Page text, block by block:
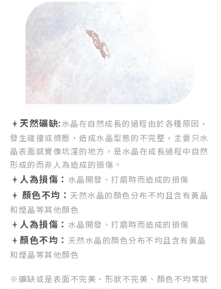
天然礦缺:水晶在自然成長的過程由於各種原因，
發生碰撞或擠壓， 造成水晶型態的不完整， 主要只水
晶表面感覺像坑漥的地方， 是水晶在成長過程中自然
形成的而非人為造成的損傷。
人為損傷： 水晶開發、打磨時而造成的損傷
顏色不均： 天然水晶的顏色分布不均且含有黃晶
和煙晶等其他顏色
人為損傷： 水晶開發、打磨時而造成的損傷
顏色不均： 天然水晶的顏色分布不均且含有黃晶
和煙晶等其他顏色
※礦缺或是表面不完美、形狀不完美、顏色不均等狀